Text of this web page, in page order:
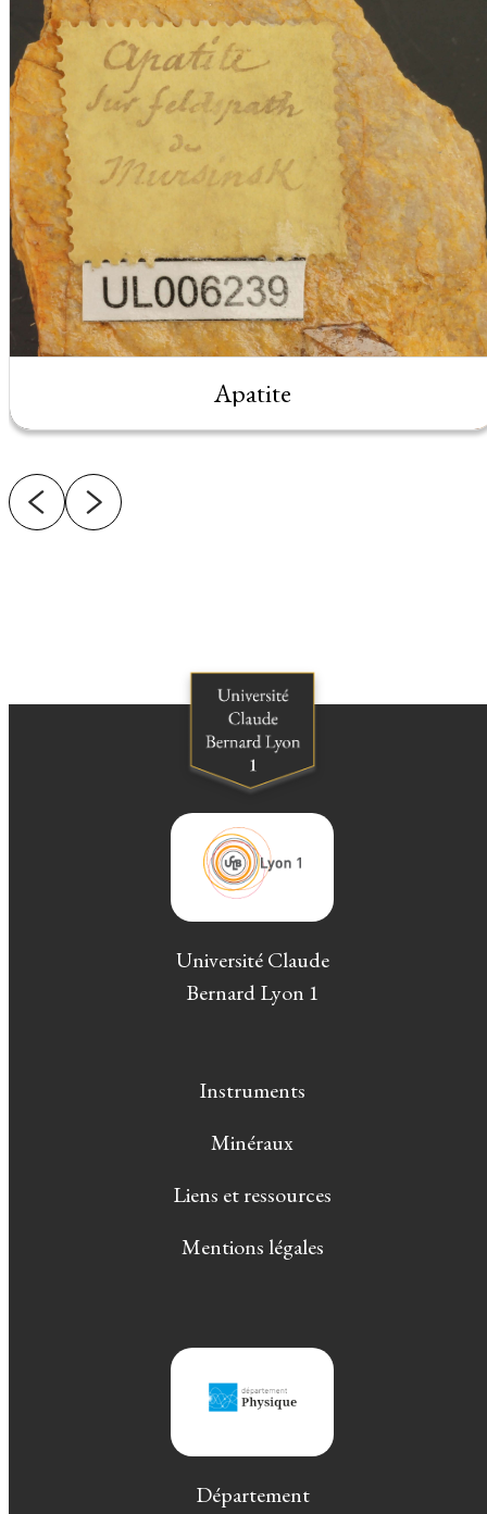
Apatite
Université Claude
Bernard Lyon 1
Instruments
Minéraux
Liens et ressources
Mentions légales
Département